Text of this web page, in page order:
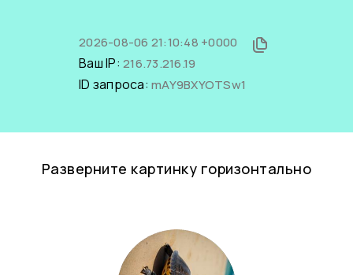
2026-08-06 21:10:48 +0000
Ваш IP: 216.73.216.19
ID запроса: mAY9BXYOTSw1
Разверните картинку горизонтально